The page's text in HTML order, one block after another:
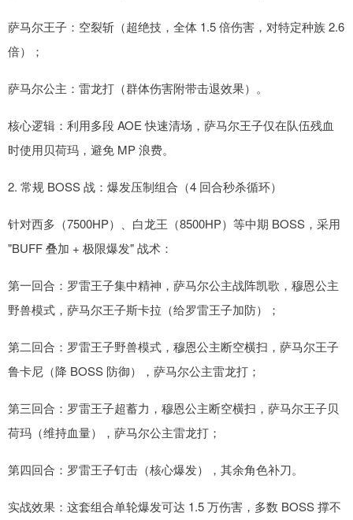
萨马尔王子：空裂斩（超绝技，全体 1.5 倍伤害，对特定种族 2.6
倍）；
萨马尔公主：雷龙打（群体伤害附带击退效果）。
核心逻辑：利用多段 AOE 快速清场，萨马尔王子仅在队伍残血
时使用贝荷玛，避免 MP 浪费。
2. 常规 BOSS 战：爆发压制组合（4 回合秒杀循环）
针对西多（7500HP）、白龙王（8500HP）等中期 BOSS，采用
"BUFF 叠加 + 极限爆发" 战术：
第一回合：罗雷王子集中精神，萨马尔公主战阵凯歌，穆恩公主
野兽模式，萨马尔王子斯卡拉（给罗雷王子加防）；
第二回合：罗雷王子野兽模式，穆恩公主断空横扫，萨马尔王子
鲁卡尼（降 BOSS 防御），萨马尔公主雷龙打；
第三回合：罗雷王子超蓄力，穆恩公主断空横扫，萨马尔王子贝
荷玛（维持血量），萨马尔公主雷龙打；
第四回合：罗雷王子钉击（核心爆发），其余角色补刀。
实战效果：这套组合单轮爆发可达 1.5 万伤害，多数 BOSS 撑不